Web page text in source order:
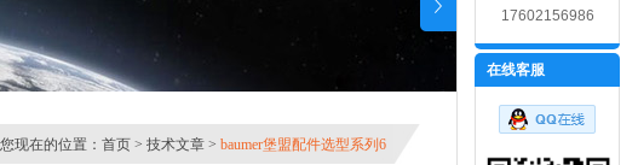
您现在的位置： 首页 > 技术文章 > baumer堡盟配件选型系列6
17602156986
在线客服